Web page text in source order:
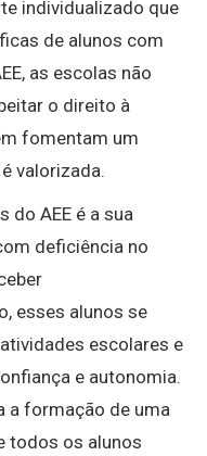
individualizado que
de alunos com
as escolas não
o direito à
fomentam um
valorizada.
do AEE é a sua
deficiência no
esses alunos se
escolares e
e autonomia.
a formação de uma
todos os alunos